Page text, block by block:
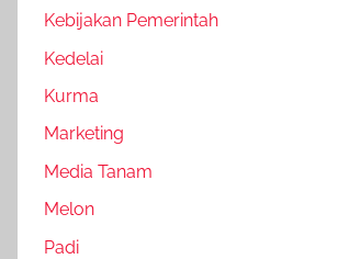
Kebijakan Pemerintah
Kedelai
Kurma
Marketing
Media Tanam
Melon
Padi